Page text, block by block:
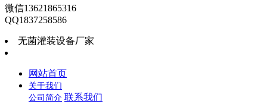
微信13621865316
QQ1837258586
无菌灌装设备厂家
网站首页
关于我们
公司简介 联系我们